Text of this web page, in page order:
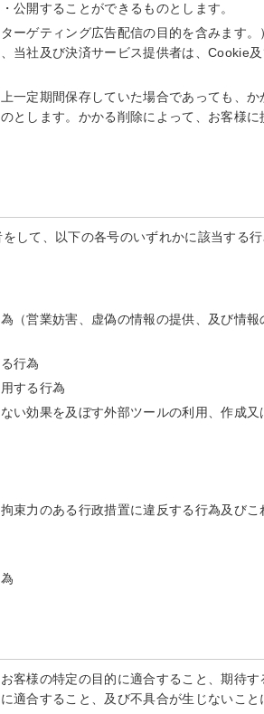
公開することができるものとします。
ーゲティング広告配信の目的を含みます
当社及び決済サービス提供者は、Cookie
一定期間保存していた場合であっても、
とします。かかる削除によって、お客様
して、以下の各号のいずれかに該当する
（営業妨害、虚偽の情報の提供、及び情
行為
する行為
い効果を及ぼす外部ツールの利用、作成又
束力のある行政措置に違反する行為及び
客様の特定の目的に適合すること、期待
適合すること、及び不具合が生じないこ